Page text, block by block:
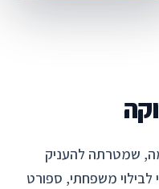
שמטרתה להעניק
לבילוי משפחתי, ספורט